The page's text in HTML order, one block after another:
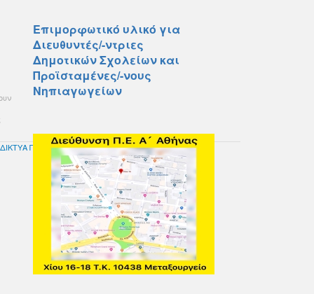
ΔΙΚΤΥΑ ΠΟΥ ΣΥΝΤΟΝΙΖΟΥΝ ΤΑ ΚΠΕ ΣΧ. ΕΤ. 2016-17
Επιμορφωτικό υλικό για
Διευθυντές/-ντριες
Δημοτικών Σχολείων και
Προϊσταμένες/-νους
Νηπιαγωγείων